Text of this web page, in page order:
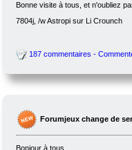
Bonne visite à tous, et n'oubliez
7804j, /w Astropi sur Li Crounch
187 commentaires -
Forumjeux change de
Bonjour à tous,